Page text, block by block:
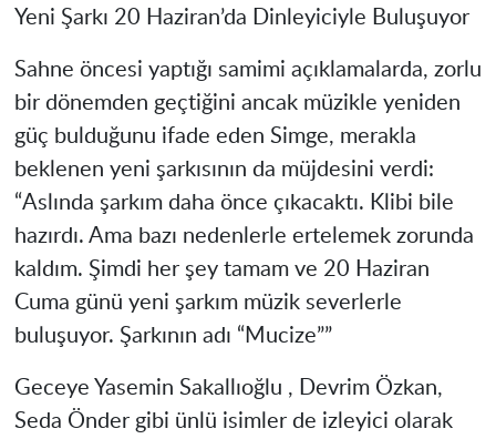
Yeni Şarkı 20 Haziran’da Dinleyiciyle Buluşuyor
Sahne öncesi yaptığı samimi açıklamalarda, zorlu
bir dönemden geçtiğini ancak müzikle yeniden
güç bulduğunu ifade eden Simge, merakla
beklenen yeni şarkısının da müjdesini verdi:
“Aslında şarkım daha önce çıkacaktı. Klibi bile
hazırdı. Ama bazı nedenlerle ertelemek zorunda
kaldım. Şimdi her şey tamam ve 20 Haziran
Cuma günü yeni şarkım müzik severlerle
buluşuyor. Şarkının adı “Mucize””
Geceye Yasemin Sakallıoğlu , Devrim Özkan,
Seda Önder gibi ünlü isimler de izleyici olarak